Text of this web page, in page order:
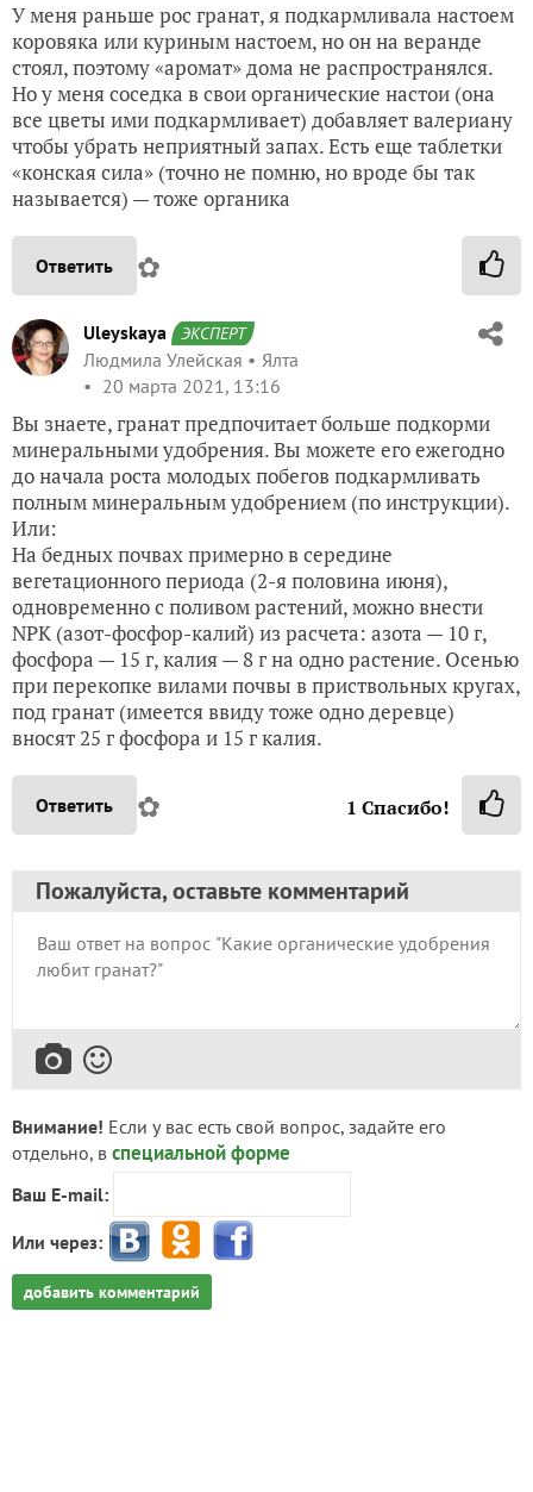
У меня раньше рос гранат, я подкармливала настоем
коровяка или куриным настоем, но он на веранде
стоял, поэтому «аромат» дома не распространялся.
Но у меня соседка в свои органические настои (она
все цветы ими подкармливает) добавляет валериану
чтобы убрать неприятный запах. Есть еще таблетки
«конская сила» (точно не помню, но вроде бы так
называется) — тоже органика
Ответить ✿
Uleyskaya ЭКСПЕРТ
Людмила Улейская
Ялта
20 марта 2021, 13:16
Вы знаете, гранат предпочитает больше подкорми
минеральными удобрения. Вы можете его ежегодно
до начала роста молодых побегов подкармливать
полным минеральным удобрением (по инструкции).
Или:
На бедных почвах примерно в середине
вегетационного периода (2-я половина июня),
одновременно с поливом растений, можно внести
NPK (азот-фосфор-калий) из расчета: азота — 10 г,
фосфора — 15 г, калия — 8 г на одно растение. Осенью
при перекопке вилами почвы в приствольных кругах,
под гранат (имеется ввиду тоже одно деревце)
вносят 25 г фосфора и 15 г калия.
Ответить ✿ 1 Спасибо!
Пожалуйста, оставьте комментарий
Внимание! Если у вас есть свой вопрос, задайте его
отдельно, в специальной форме
Ваш E-mail:
Или через:
добавить комментарий